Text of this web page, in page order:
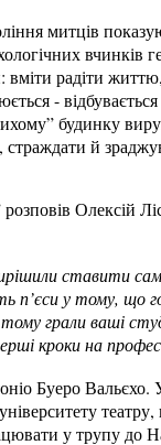
митців
вчинків
радіти
-
будинку
й
Олексій
ставити
п’єси у тому, що
грали ваші
кроки на
Буеро
у трупу до